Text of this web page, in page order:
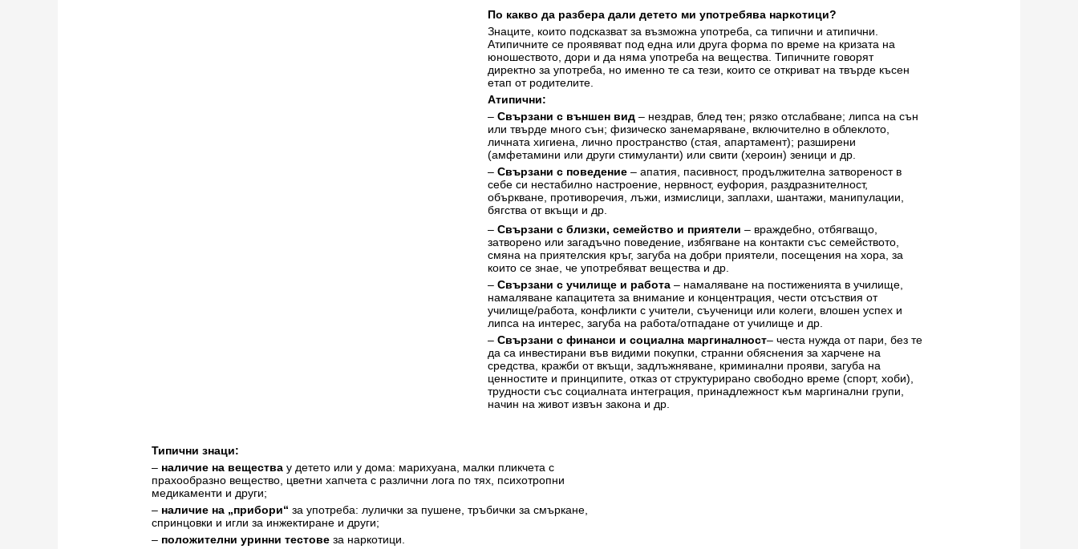
По какво да разбера дали детето ми употребява наркотици?
Знаците, които подсказват за възможна употреба, са типични и атипични.
Атипичните се проявяват под една или друга форма по време на кризата на
юношеството, дори и да няма употреба на вещества. Типичните говорят
директно за употреба, но именно те са тези, които се откриват на твърде късен
етап от родителите.
Атипични:
–Свързани с външен вид – нездрав, блед тен; рязко отслабване; липса на сън
или твърде много сън; физическо занемаряване, включително в облеклото,
личната хигиена, лично пространство (стая, апартамент); разширени
(амфетамини или други стимуланти) или свити (хероин) зеници и др.
–Свързани с поведение – апатия, пасивност, продължителна затвореност в
себе си нестабилно настроение, нервност, еуфория, раздразнителност,
объркване, противоречия, лъжи, измислици, заплахи, шантажи, манипулации,
бягства от вкъщи и др.
–Свързани с близки, семейство и приятели – враждебно, отбягващо,
затворено или загадъчно поведение, избягване на контакти със семейството,
смяна на приятелския кръг, загуба на добри приятели, посещения на хора, за
които се знае, че употребяват вещества и др.
–Свързани с училище и работа – намаляване на постиженията в училище,
намаляване капацитета за внимание и концентрация, чести отсъствия от
училище/работа, конфликти с учители, съученици или колеги, влошен успех и
липса на интерес, загуба на работа/отпадане от училище и др.
–Свързани с финанси и социална маргиналност– честа нужда от пари, без те
да са инвестирани във видими покупки, странни обяснения за харчене на
средства, кражби от вкъщи, задлъжняване, криминални прояви, загуба на
ценностите и принципите, отказ от структурирано свободно време (спорт, хоби),
трудности със социалната интеграция, принадлежност към маргинални групи,
начин на живот извън закона и др.
Типични знаци:
– наличие на веществау детето или у дома: марихуана, малки пликчета с
прахообразно вещество, цветни хапчета с различни лога по тях, психотропни
медикаменти и други;
– наличие на „прибори“ за употреба: лулички за пушене, тръбички за смъркане,
спринцовки и игли за инжектиране и други;
– положителни уринни тестовеза наркотици.